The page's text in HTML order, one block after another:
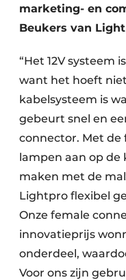
marketing- en
Beukers van
“Het 12V systeem
want het hoeft
kabelsysteem is
gebeurt snel en
connector. Met de
lampen aan op de
maken met de
Lightpro flexibel
Onze female
innovatieprijs
onderdeel,
Voor ons zijn